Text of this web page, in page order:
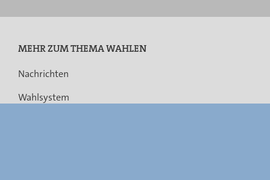
MEHR ZUM THEMA WAHLEN
Nachrichten
Wahlsystem